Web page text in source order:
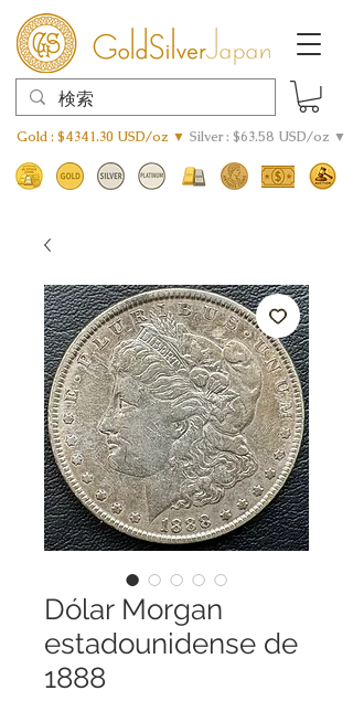
Gold : $4341.30 USD/oz ▼ Silver : $63.58 USD/oz ▼
Dólar Morgan
estadounidense de
1888